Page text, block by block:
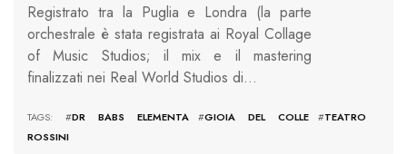
Registrato tra la Puglia e Londra (la parte
orchestrale è stata registrata ai Royal Collage
of Music Studios; il mix e il mastering
finalizzati nei Real World Studios di…
TAGS: #DR BABS ELEMENTA #GIOIA DEL COLLE #TEATRO
ROSSINI